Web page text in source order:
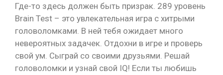
Где-то здесь должен быть призрак. 289 уровень
Brain Test – это увлекательная игра с хитрыми
головоломками. В ней тебя ожидает много
невероятных задачек. Отдохни в игре и проверь
свой ум. Сыграй со своими друзьями. Решай
головоломки и узнай свой IQ! Если ты любишь